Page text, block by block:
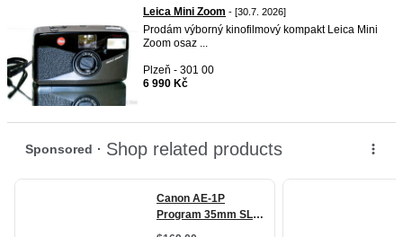
Leica Mini Zoom - [30.7. 2026]
Prodám výborný kinofilmový kompakt Leica Mini
Zoom osaz ...
Plzeň - 301 00
6 990 Kč